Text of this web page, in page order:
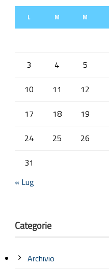
L M M
3
4 5
10
11 12
17
18 19
24
25 26
31
« Lug
Categorie
Archivio